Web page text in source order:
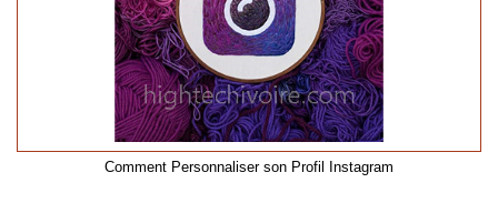
Comment Personnaliser son Profil Instagram